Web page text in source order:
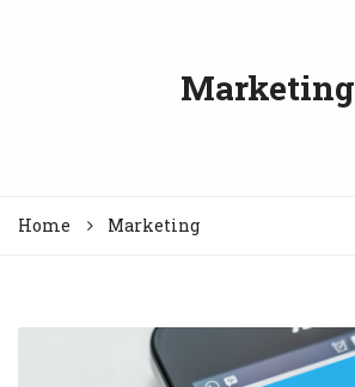
Marketing
Home Marketing